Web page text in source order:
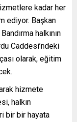
kadar her
ediyor. Başkan
halkının
Caddesi’ndeki
olarak, eğitim
hizmete
halkın
bir bir hayata